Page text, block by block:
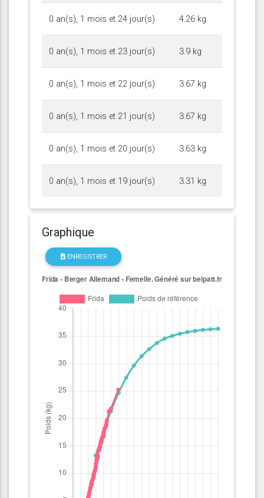
0 an(s), 1 mois et 24 jour(s) 4.26 kg
0 an(s), 1 mois et 23 jour(s) 3.9 kg
0 an(s), 1 mois et 22 jour(s) 3.67 kg
0 an(s), 1 mois et 21 jour(s) 3.67 kg
0 an(s), 1 mois et 20 jour(s) 3.63 kg
0 an(s), 1 mois et 19 jour(s) 3.31 kg
Graphique
ENREGISTRER